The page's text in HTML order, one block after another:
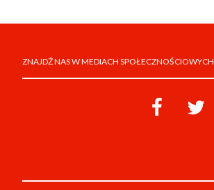
ZNAJDŹ NAS W MEDIACH SPOŁECZNOŚCIOWYCH